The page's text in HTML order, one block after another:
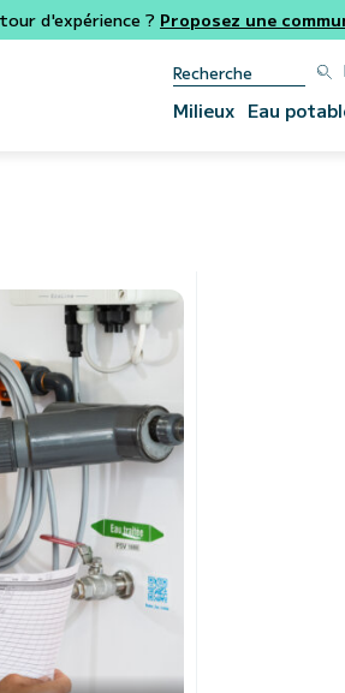
d'expérience ? Proposez une
Milieux Eau